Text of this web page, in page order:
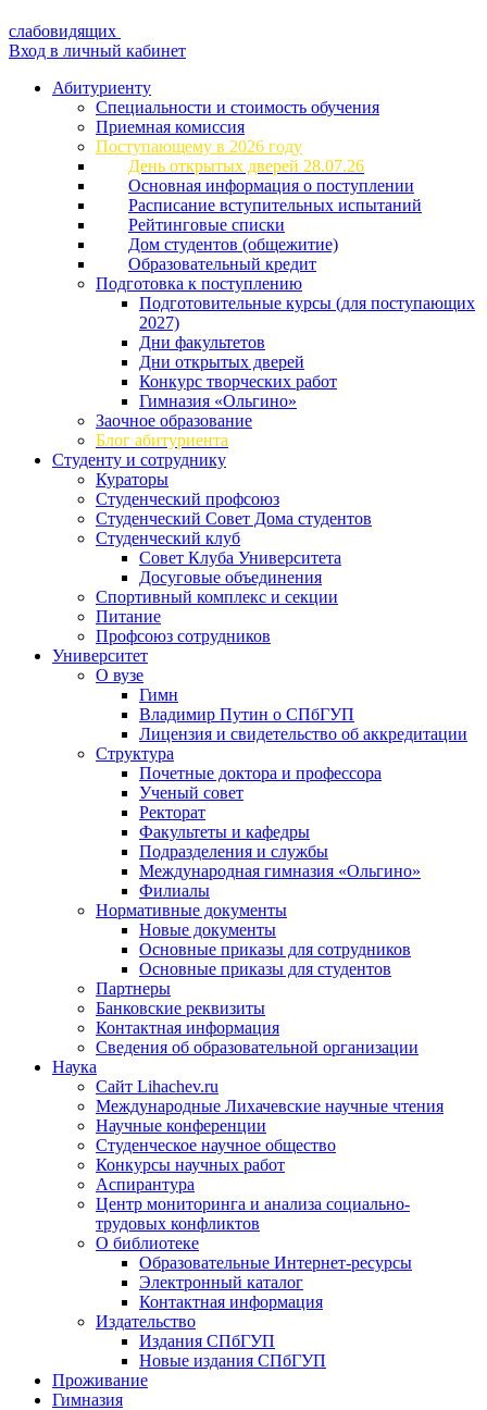
слабовидящих
Вход в личный кабинет
Абитуриенту
Специальности и стоимость обучения
Приемная комиссия
Поступающему в 2026 году
День открытых дверей 28.07.26
Основная информация о поступлении
Расписание вступительных испытаний
Рейтинговые списки
Дом студентов (общежитие)
Образовательный кредит
Подготовка к поступлению
Подготовительные курсы (для поступающих
2027)
Дни факультетов
Дни открытых дверей
Конкурс творческих работ
Гимназия «Ольгино»
Заочное образование
Блог абитуриента
Студенту и сотруднику
Кураторы
Студенческий профсоюз
Студенческий Совет Дома студентов
Студенческий клуб
Совет Клуба Университета
Досуговые объединения
Спортивный комплекс и секции
Питание
Профсоюз сотрудников
Университет
О вузе
Гимн
Владимир Путин о СПбГУП
Лицензия и свидетельство об аккредитации
Структура
Почетные доктора и профессора
Ученый совет
Ректорат
Факультеты и кафедры
Подразделения и службы
Международная гимназия «Ольгино»
Филиалы
Нормативные документы
Новые документы
Основные приказы для сотрудников
Основные приказы для студентов
Партнеры
Банковские реквизиты
Контактная информация
Сведения об образовательной организации
Наука
Сайт Lihachev.ru
Международные Лихачевские научные чтения
Научные конференции
Студенческое научное общество
Конкурсы научных работ
Аспирантура
Центр мониторинга и анализа социально-
трудовых конфликтов
О библиотеке
Образовательные Интернет-ресурсы
Электронный каталог
Контактная информация
Издательство
Издания СПбГУП
Новые издания СПбГУП
Проживание
Гимназия